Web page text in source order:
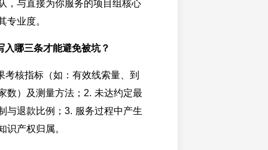
，与直接为你服务的项目组核心
专业度。
入哪三条才能避免被坑？
考核指标（如：有效线索量、到
数）及测量方法；2. 未达约定最
与退款比例；3. 服务过程中产生
识产权归属。